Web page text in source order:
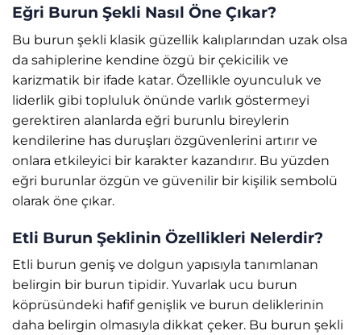
Eğri Burun Şekli Nasıl Öne Çıkar?
Bu burun şekli klasik güzellik kalıplarından uzak olsa
da sahiplerine kendine özgü bir çekicilik ve
karizmatik bir ifade katar. Özellikle oyunculuk ve
liderlik gibi topluluk önünde varlık göstermeyi
gerektiren alanlarda eğri burunlu bireylerin
kendilerine has duruşları özgüvenlerini artırır ve
onlara etkileyici bir karakter kazandırır. Bu yüzden
eğri burunlar özgün ve güvenilir bir kişilik sembolü
olarak öne çıkar.
Etli Burun Şeklinin Özellikleri Nelerdir?
Etli burun geniş ve dolgun yapısıyla tanımlanan
belirgin bir burun tipidir. Yuvarlak ucu burun
köprüsündeki hafif genişlik ve burun deliklerinin
daha belirgin olmasıyla dikkat çeker. Bu burun şekli